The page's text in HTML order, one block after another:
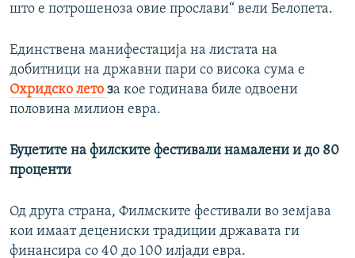
што е потрошеноза овие прослави“ вели Белопета.
Единствена манифестација на листата на
добитници на државни пари со висока сума е
Охридско лето за кое годинава биле одвоени
половина милион евра.
Буџетите на филските фестивали намалени и до 80
проценти
Од друга страна, Филмските фестивали во земјава
кои имаат децениски традиции државата ги
финансира со 40 до 100 илјади евра.